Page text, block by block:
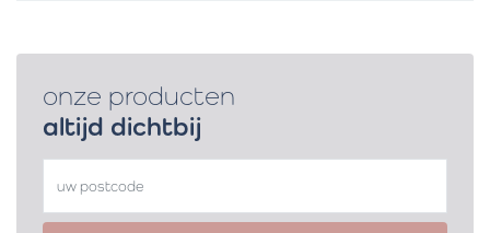
onze producten
altijd dichtbij